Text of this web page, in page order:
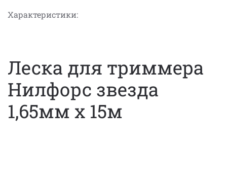
Характеристики:
Леска для триммера
Нилфорс звезда
1,65мм x 15м